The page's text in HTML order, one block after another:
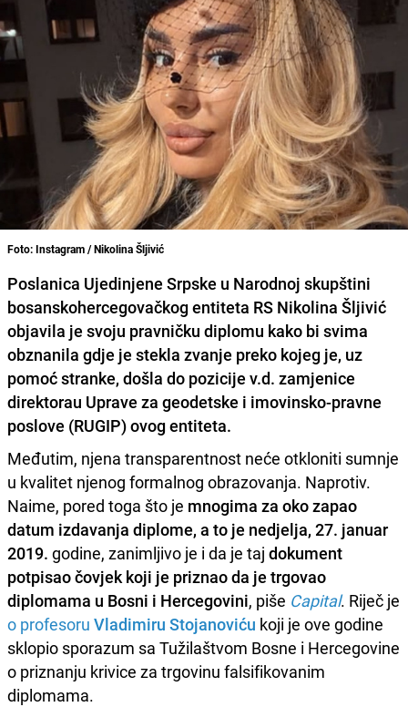
Foto: Instagram / Nikolina Šljivić
Poslanica Ujedinjene Srpske u Narodnoj skupštini
bosanskohercegovačkog entiteta RS Nikolina Šljivić
objavila je svoju pravničku diplomu kako bi svima
obznanila gdje je stekla zvanje preko kojeg je, uz
pomoć stranke, došla do pozicije v.d. zamjenice
direktorau Uprave za geodetske i imovinsko-pravne
poslove (RUGIP) ovog entiteta.
Međutim, njena transparentnost neće otkloniti sumnje
u kvalitet njenog formalnog obrazovanja. Naprotiv.
Naime, pored toga što je mnogima za oko zapao
datum izdavanja diplome, a to je nedjelja, 27. januar
2019. godine, zanimljivo je i da je taj dokument
potpisao čovjek koji je priznao da je trgovao
diplomama u Bosni i Hercegovini, piše Capital. Riječ je
o profesoru Vladimiru Stojanoviću koji je ove godine
sklopio sporazum sa Tužilaštvom Bosne i Hercegovine
o priznanju krivice za trgovinu falsifikovanim
diplomama.